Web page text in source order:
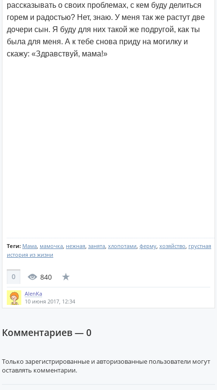
рассказывать о своих проблемах, с кем буду делиться
горем и радостью? Нет, знаю. У меня так же растут две
дочери сын. Я буду для них такой же подругой, как ты
была для меня. А к тебе снова приду на могилку и
скажу: «Здравствуй, мама!»
Теги: Мама, мамочка, нежная, занята, хлопотами, ферму, хозяйство, грустная
история из жизни
0 840
AlenKa
10 июня 2017, 12:34
Комментариев —0
Только зарегистрированные и авторизованные пользователи могут
оставлять комментарии.